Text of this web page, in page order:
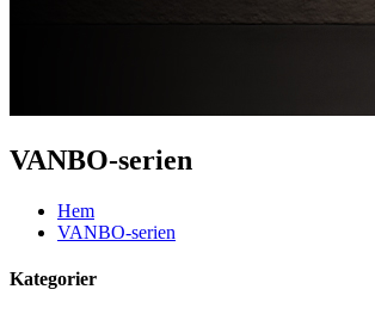
VANBO-serien
Hem
VANBO-serien
Kategorier